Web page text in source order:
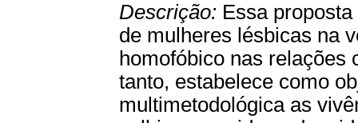
Descrição: Essa
de mulheres lésbicas na
homofóbico nas relações
tanto, estabelece como
multimetodológica as